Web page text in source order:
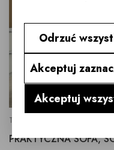
TERO
Odrzuć
Akceptuj
Akceptuj